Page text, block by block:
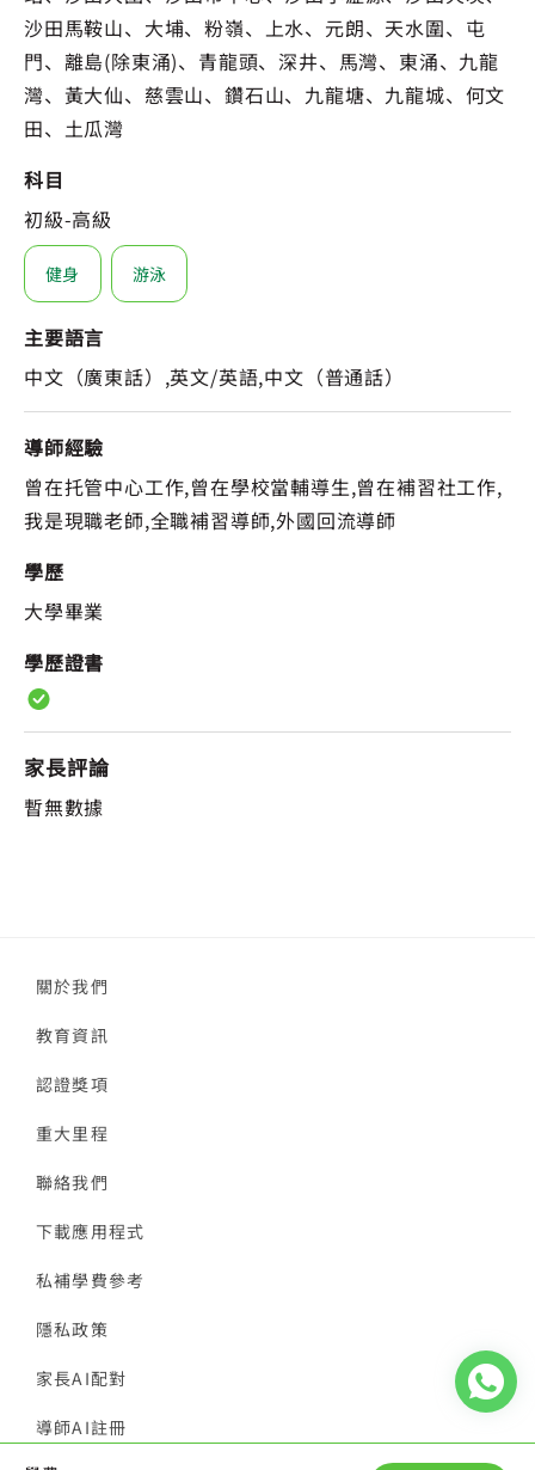
沙田馬鞍山、大埔、粉嶺、上水、元朗、天水圍、屯
門、離島(除東涌)、青龍頭、深井、馬灣、東涌、九龍
灣、黃大仙、慈雲山、鑽石山、九龍塘、九龍城、何文
田、土瓜灣
科目
初級-高級
健身 游泳
主要語言
中文（廣東話）,英文/英語,中文（普通話）
導師經驗
曾在托管中心工作,曾在學校當輔導生,曾在補習社工作,
我是現職老師,全職補習導師,外國回流導師
學歷
大學畢業
學歷證書
家長評論
暫無數據
關於我們
教育資訊
認證獎項
重大里程
聯絡我們
下載應用程式
私補學費參考
隱私政策
家長AI配對
導師AI註冊